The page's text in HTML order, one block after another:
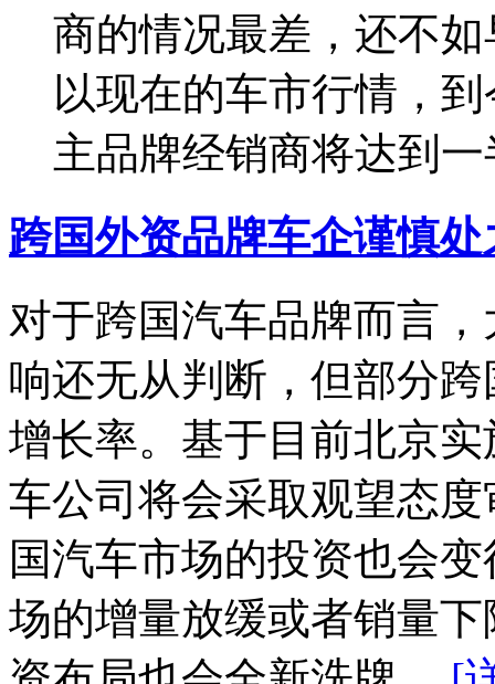
商的情况最差，还不
以现在的车市行情，
主品牌经销商将达到
跨国外资品牌车企谨慎处
对于跨国汽车品牌而言
响还无从判断，但部分
增长率。基于目前北京
车公司将会采取观望态
国汽车市场的投资也会
场的增量放缓或者销量